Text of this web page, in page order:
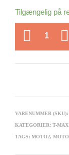
Tilgængelig på
ANTAL
VARENUMMER (SKU):
KATEGORIER: T-MAX
TAGS: MOTO2,